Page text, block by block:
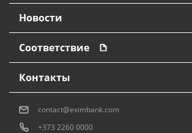
Новости
Соответствие
Контакты
contact@eximbank.com
+373 2260 0000